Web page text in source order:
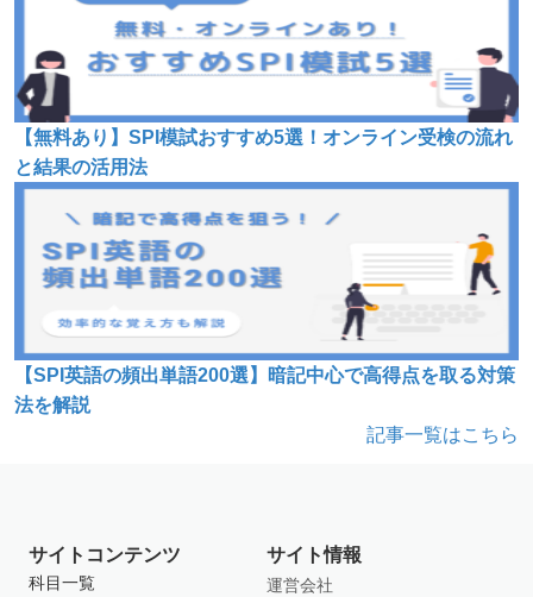
【無料あり】SPI模試おすすめ5選！オンライン受検の流れ
と結果の活用法
【SPI英語の頻出単語200選】暗記中心で高得点を取る対策
法を解説
記事一覧はこちら
サイトコンテンツ
科目一覧
サイト情報
運営会社